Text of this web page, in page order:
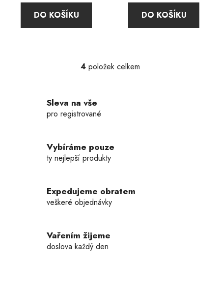
DO KOŠÍKU
2,0
z
DO KOŠÍKU
O
í
p
k
y
v
p
4položek celkem
Sleva na vše
pro registrované
Vybíráme pouze
ty nejlepší produkty
Expedujeme obratem
veškeré objednávky
Vařením žijeme
doslova každý den